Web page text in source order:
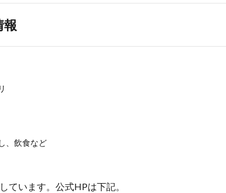
報
、飲食など
ています。公式HPは下記。